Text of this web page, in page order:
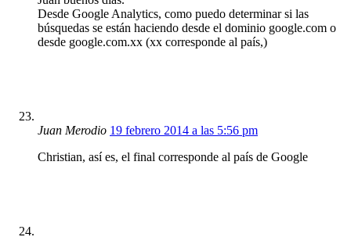
Desde Google Analytics, como puedo determinar si las
búsquedas se están haciendo desde el dominio google.com o
desde google.com.xx (xx corresponde al país,)
Juan Merodio 19 febrero 2014 a las 5:56 pm
Christian, así es, el final corresponde al país de Google